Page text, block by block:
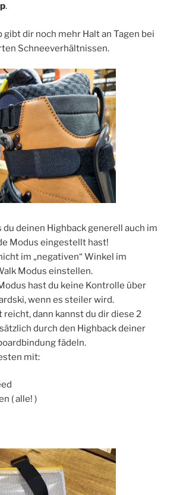
.
gibt dir noch mehr Halt an Tagen bei
Schneeverhältnissen.
deinen Highback generell auch im
Modus eingestellt hast!
im „negativen“ Winkel im
Modus einstellen.
hast du keine Kontrolle über
wenn es steiler wird.
reicht, dann kannst du dir diese 2
durch den Highback deiner
fädeln.
mit:
( alle! )